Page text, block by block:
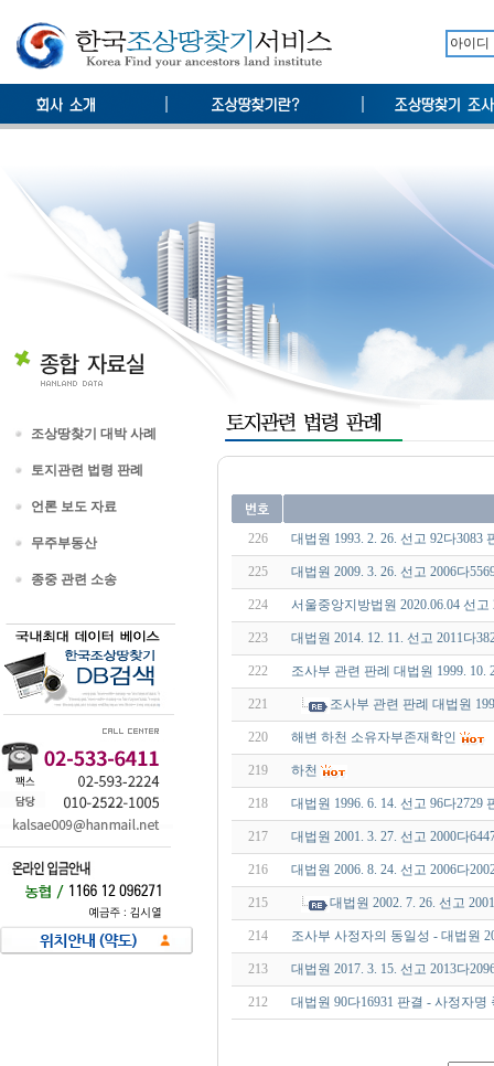
조상땅찾기 대박 사례
토지관련 법령 판례
언론 보도 자료
무주부동산
종중 관련 소송
226 대법원 1993. 2. 26. 선고 92다3083
225 대법원 2009. 3. 26. 선고 2006다
224 서울중앙지방법원 2020.06.04 선
223 대법원 2014. 12. 11. 선고 2011다
222 조사부 관련 판례 대법원 1999. 10.
221 조사부 관련 판례 대법원
220 해변 하천 소유자부존재학인
219 하천
218 대법원 1996. 6. 14. 선고 96다2729
217 대법원 2001. 3. 27. 선고 2000다
216 대법원 2006. 8. 24. 선고 2006다
215 대법원 2002. 7. 26. 선고
214 조사부 사정자의 동일성 - 대법원
213 대법원 2017. 3. 15. 선고 2013다
212 대법원 90다16931 판결 - 사정자